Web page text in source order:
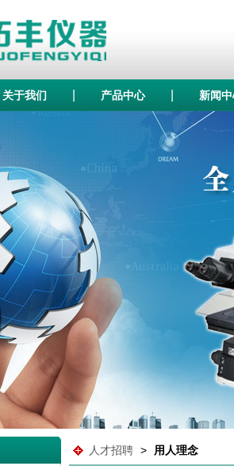
关于我们 产品中心 新闻
人才招聘 > 用人理念